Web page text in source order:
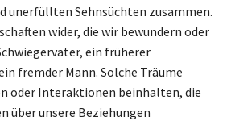
unerfüllten Sehnsüchten zusammen.
wider, die wir bewundern oder
ein früherer
fremder Mann. Solche Träume
oder Interaktionen beinhalten, die
über unsere Beziehungen